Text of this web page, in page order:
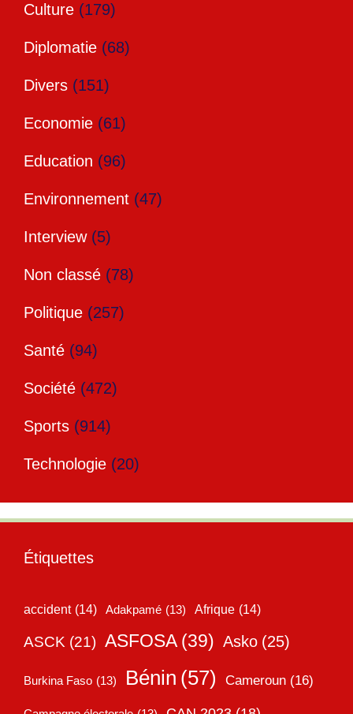
Culture (179)
Diplomatie (68)
Divers (151)
Economie (61)
Education (96)
Environnement (47)
Interview(5)
Non classé (78)
Politique (257)
Santé (94)
Société (472)
Sports (914)
Technologie (20)
Étiquettes
accident (14) Adakpamé (13) Afrique (14)
ASCK (21) ASFOSA (39) Asko (25)
Burkina Faso (13) Bénin (57) Cameroun (16)